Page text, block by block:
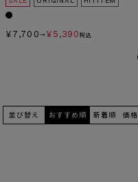
¥ 7,700 → ¥ 5,390 税込
並び替え おすすめ順 新着順 価